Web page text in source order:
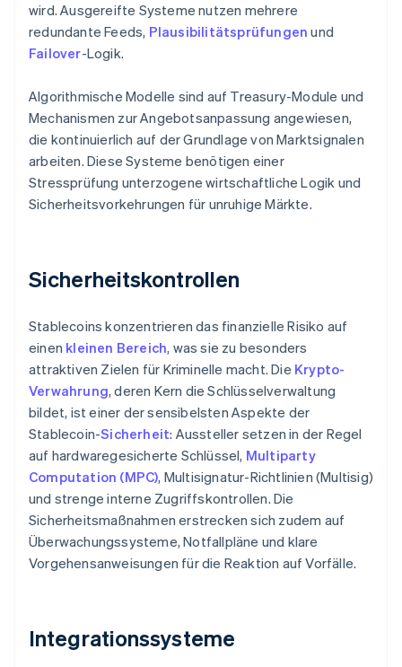
wird. Ausgereifte Systeme nutzen mehrere
redundante Feeds, Plausibilitätsprüfungen und
Failover-Logik.
Algorithmische Modelle sind auf Treasury-Module und
Mechanismen zur Angebotsanpassung angewiesen,
die kontinuierlich auf der Grundlage von Marktsignalen
arbeiten. Diese Systeme benötigen einer
Stressprüfung unterzogene wirtschaftliche Logik und
Sicherheitsvorkehrungen für unruhige Märkte.
Sicherheitskontrollen
Stablecoins konzentrieren das finanzielle Risiko auf
einen kleinen Bereich, was sie zu besonders
attraktiven Zielen für Kriminelle macht. Die Krypto-
Verwahrung, deren Kern die Schlüsselverwaltung
bildet, ist einer der sensibelsten Aspekte der
Stablecoin-Sicherheit: Aussteller setzen in der Regel
auf hardwaregesicherte Schlüssel, Multiparty
Computation (MPC), Multisignatur-Richtlinien (Multisig)
und strenge interne Zugriffskontrollen. Die
Sicherheitsmaßnahmen erstrecken sich zudem auf
Überwachungssysteme, Notfallpläne und klare
Vorgehensanweisungen für die Reaktion auf Vorfälle.
Integrationssysteme